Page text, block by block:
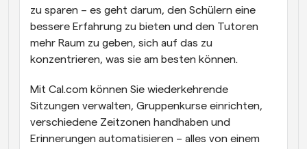
zu sparen – es geht darum, den Schülern eine
bessere Erfahrung zu bieten und den Tutoren
mehr Raum zu geben, sich auf das zu
konzentrieren, was sie am besten können.
Mit Cal.com können Sie wiederkehrende
Sitzungen verwalten, Gruppenkurse einrichten,
verschiedene Zeitzonen handhaben und
Erinnerungen automatisieren – alles von einem